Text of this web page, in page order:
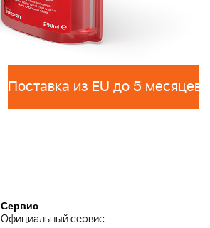
Поставка из EU до 5 месяцев
Сервис
Официальный сервис